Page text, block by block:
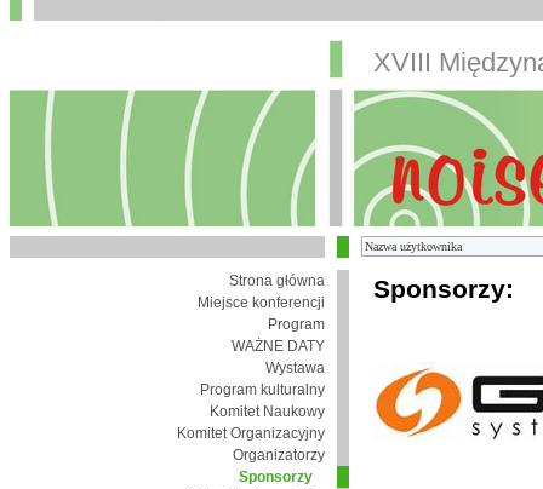
XVIII
Strona główna
Miejsce konferencji
Program
WAŻNE DATY
Wystawa
Program kulturalny
Komitet Naukowy
Komitet Organizacyjny
Organizatorzy
Sponsorzy
Sponsorzy: